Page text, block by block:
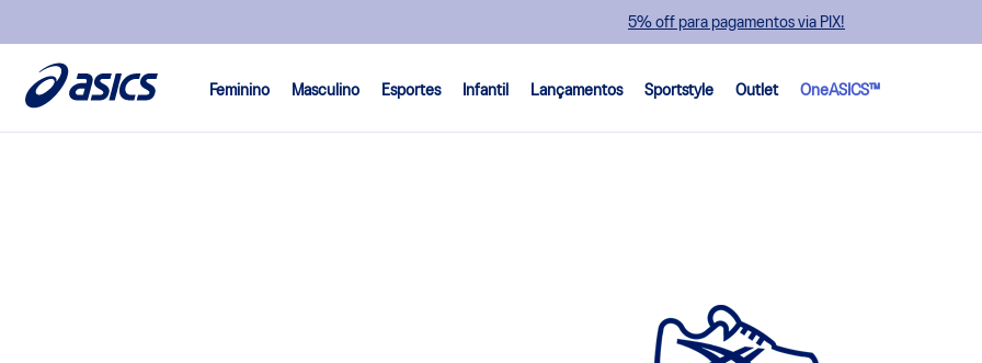
5% off para pagamentos via PIX!
Feminino Masculino Esportes Infantil Lançamentos Sportstyle Outlet OneASICS™